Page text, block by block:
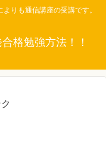
りも通信講座の受講です。
格勉強方法！！